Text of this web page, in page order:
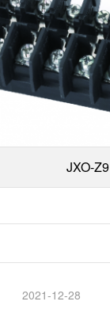
JXO-Z9
2021-12-28